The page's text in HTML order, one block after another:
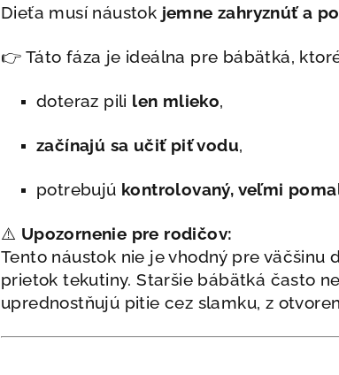
Dieťa musí náustok jemne zahryznúť a
👉 Táto fáza je ideálna pre bábätká,
doteraz pili len mlieko,
začínajú sa učiť piť vodu,
potrebujú kontrolovaný, veľmi
⚠️ Upozornenie pre rodičov:
Tento náustok nie je vhodný pre väčšinu
prietok tekutiny. Staršie bábätká často
uprednostňujú pitie cez slamku, z